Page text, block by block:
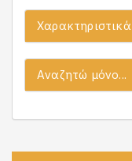
Χαρακτηριστικά
Αναζητώ μόνο...